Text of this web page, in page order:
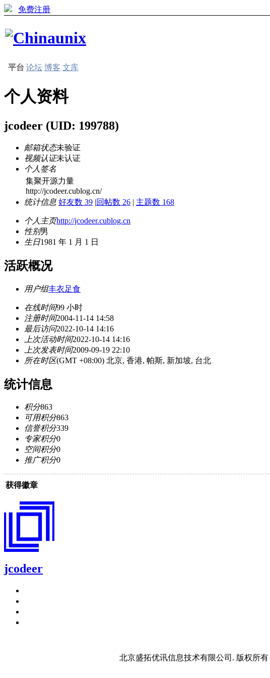
免费注册
平台 论坛 博客 文库
个人资料
jcodeer (UID: 199788)
邮箱状态未验证
视频认证未认证
个人签名
集聚开源力量
http://jcodeer.cublog.cn/
统计信息 好友数 39 |回帖数 26 | 主题数 168
个人主页http://jcodeer.cublog.cn
性别男
生日1981 年 1 月 1 日
活跃概况
用户组丰衣足食
在线时间99 小时
注册时间2004-11-14 14:58
最后访问2022-10-14 14:16
上次活动时间2022-10-14 14:16
上次发表时间2009-09-19 22:10
所在时区(GMT +08:00) 北京, 香港, 帕斯, 新加坡, 台北
统计信息
积分863
可用积分863
信誉积分339
专家积分0
空间积分0
推广积分0
获得徽章
jcodeer
北京盛拓优讯信息技术有限公司. 版权所有